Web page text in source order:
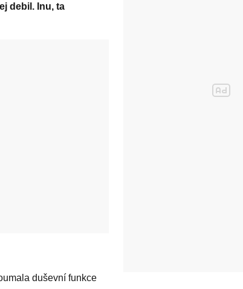
debil. Inu, ta
duševní funkce